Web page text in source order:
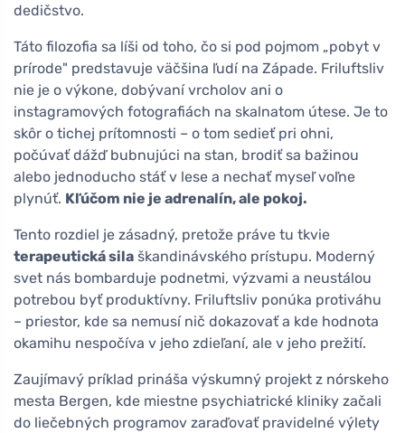
dedičstvo.
Táto filozofia sa líši od toho, čo si pod pojmom „pobyt v
prírode" predstavuje väčšina ľudí na Západe. Friluftsliv
nie je o výkone, dobývaní vrcholov ani o
instagramových fotografiách na skalnatom útese. Je to
skôr o tichej prítomnosti – o tom sedieť pri ohni,
počúvať dážď bubnujúci na stan, brodiť sa bažinou
alebo jednoducho stáť v lese a nechať myseľ voľne
plynúť. Kľúčom nie je adrenalín, ale pokoj.
Tento rozdiel je zásadný, pretože práve tu tkvie
terapeutická sila škandinávského prístupu. Moderný
svet nás bombarduje podnetmi, výzvami a neustálou
potrebou byť produktívny. Friluftsliv ponúka protiváhu
– priestor, kde sa nemusí nič dokazovať a kde hodnota
okamihu nespočíva v jeho zdieľaní, ale v jeho prežití.
Zaujímavý príklad prináša výskumný projekt z nórskeho
mesta Bergen, kde miestne psychiatrické kliniky začali
do liečebných programov zaraďovať pravidelné výlety